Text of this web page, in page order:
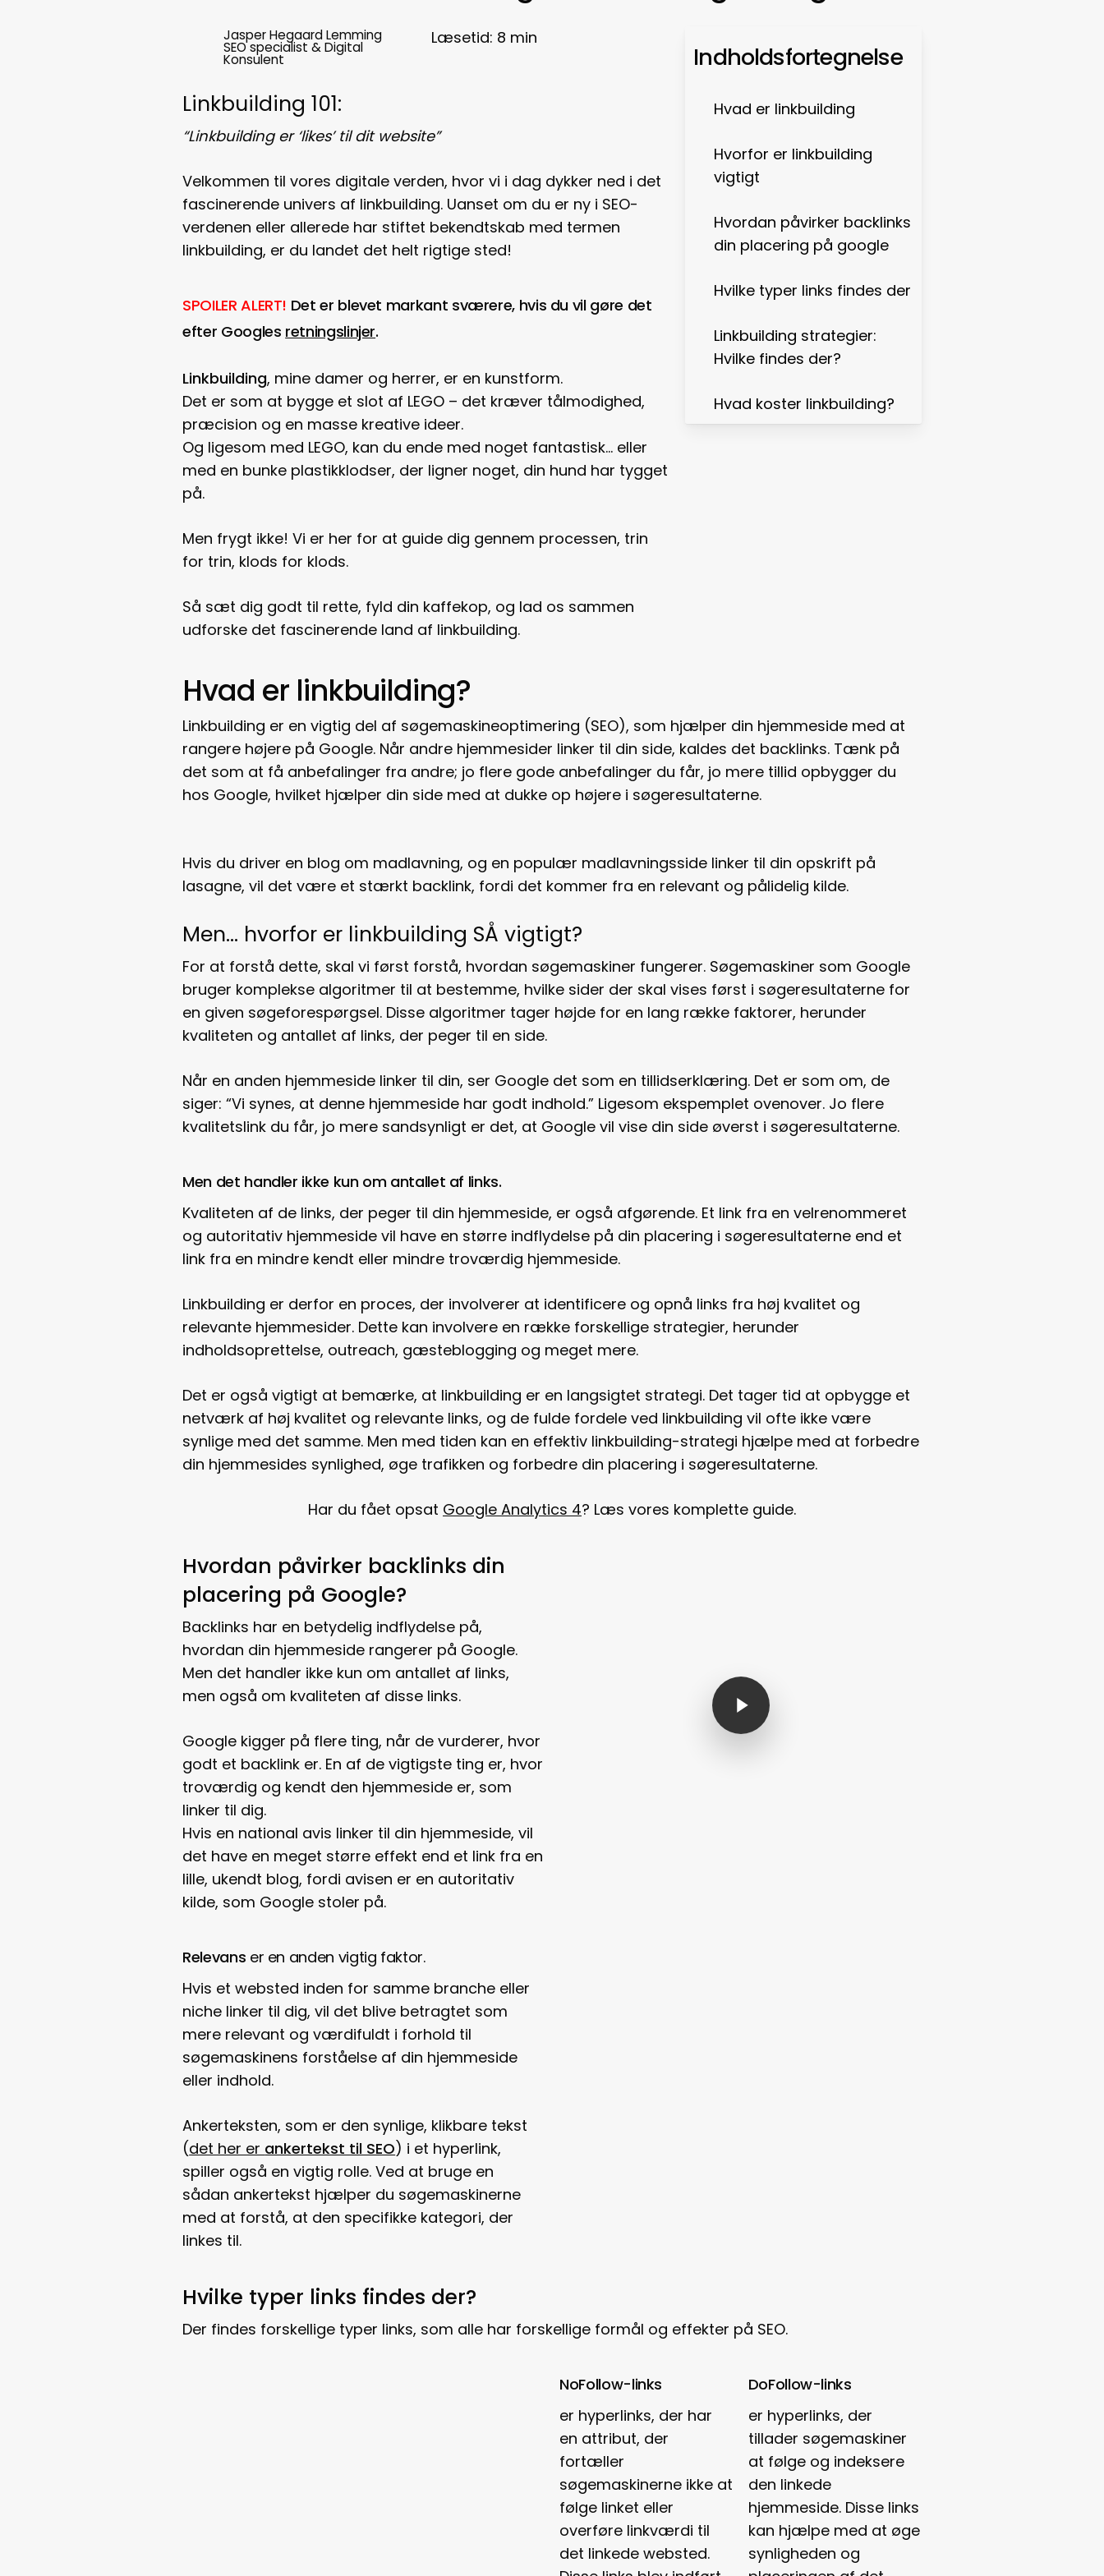
Jasper Hegaard Lemming
SEO specialist & Digital
Konsulent
Læsetid: 8 min
Linkbuilding 101:
“Linkbuilding er ‘likes’ til dit website”
Velkommen til vores digitale verden, hvor vi i dag dykker ned i det
fascinerende univers af linkbuilding. Uanset om du er ny i SEO-
verdenen eller allerede har stiftet bekendtskab med termen
linkbuilding, er du landet det helt rigtige sted!
SPOILER ALERT! Det er blevet markant sværere, hvis du vil gøre det
efter Googles retningslinjer.
Linkbuilding, mine damer og herrer, er en kunstform.
Det er som at bygge et slot af LEGO – det kræver tålmodighed,
præcision og en masse kreative ideer.
Og ligesom med LEGO, kan du ende med noget fantastisk… eller
med en bunke plastikklodser, der ligner noget, din hund har tygget
på.
Men frygt ikke! Vi er her for at guide dig gennem processen, trin
for trin, klods for klods.
Så sæt dig godt til rette, fyld din kaffekop, og lad os sammen
udforske det fascinerende land af linkbuilding.
Indholdsfortegnelse
Hvad er linkbuilding
Hvorfor er linkbuilding
vigtigt
Hvordan påvirker backlinks
din placering på google
Hvilke typer links findes der
Linkbuilding strategier:
Hvilke findes der?
Hvad koster linkbuilding?
Hvad er linkbuilding?
Linkbuilding er en vigtig del af søgemaskineoptimering (SEO), som hjælper din hjemmeside med at
rangere højere på Google. Når andre hjemmesider linker til din side, kaldes det backlinks. Tænk på
det som at få anbefalinger fra andre; jo flere gode anbefalinger du får, jo mere tillid opbygger du
hos Google, hvilket hjælper din side med at dukke op højere i søgeresultaterne.
Hvis du driver en blog om madlavning, og en populær madlavningsside linker til din opskrift på
lasagne, vil det være et stærkt backlink, fordi det kommer fra en relevant og pålidelig kilde.
Men… hvorfor er linkbuilding SÅ vigtigt?
For at forstå dette, skal vi først forstå, hvordan søgemaskiner fungerer. Søgemaskiner som Google
bruger komplekse algoritmer til at bestemme, hvilke sider der skal vises først i søgeresultaterne for
en given søgeforespørgsel. Disse algoritmer tager højde for en lang række faktorer, herunder
kvaliteten og antallet af links, der peger til en side.
Når en anden hjemmeside linker til din, ser Google det som en tillidserklæring. Det er som om, de
siger: “Vi synes, at denne hjemmeside har godt indhold.” Ligesom ekspemplet ovenover. Jo flere
kvalitetslink du får, jo mere sandsynligt er det, at Google vil vise din side øverst i søgeresultaterne.
Men det handler ikke kun om antallet af links.
Kvaliteten af de links, der peger til din hjemmeside, er også afgørende. Et link fra en velrenommeret
og autoritativ hjemmeside vil have en større indflydelse på din placering i søgeresultaterne end et
link fra en mindre kendt eller mindre troværdig hjemmeside.
Linkbuilding er derfor en proces, der involverer at identificere og opnå links fra høj kvalitet og
relevante hjemmesider. Dette kan involvere en række forskellige strategier, herunder
indholdsoprettelse, outreach, gæsteblogging og meget mere.
Det er også vigtigt at bemærke, at linkbuilding er en langsigtet strategi. Det tager tid at opbygge et
netværk af høj kvalitet og relevante links, og de fulde fordele ved linkbuilding vil ofte ikke være
synlige med det samme. Men med tiden kan en effektiv linkbuilding-strategi hjælpe med at forbedre
din hjemmesides synlighed, øge trafikken og forbedre din placering i søgeresultaterne.
Har du fået opsat Google Analytics 4? Læs vores komplette guide.
Hvordan påvirker backlinks din
placering på Google?
Backlinks har en betydelig indflydelse på,
hvordan din hjemmeside rangerer på Google.
Men det handler ikke kun om antallet af links,
men også om kvaliteten af disse links.
Google kigger på flere ting, når de vurderer, hvor
godt et backlink er. En af de vigtigste ting er, hvor
troværdig og kendt den hjemmeside er, som
linker til dig.
Hvis en national avis linker til din hjemmeside, vil
det have en meget større effekt end et link fra en
lille, ukendt blog, fordi avisen er en autoritativ
kilde, som Google stoler på.
Relevans er en anden vigtig faktor.
Hvis et websted inden for samme branche eller
niche linker til dig, vil det blive betragtet som
mere relevant og værdifuldt i forhold til
søgemaskinens forståelse af din hjemmeside
eller indhold.
Ankerteksten, som er den synlige, klikbare tekst
(det her er ankertekst til SEO) i et hyperlink,
spiller også en vigtig rolle. Ved at bruge en
sådan ankertekst hjælper du søgemaskinerne
med at forstå, at den specifikke kategori, der
linkes til.
Play Video
Hvilke typer links findes der?
Der findes forskellige typer links, som alle har forskellige formål og effekter på SEO.
NoFollow-links
er hyperlinks, der har
en attribut, der
fortæller
søgemaskinerne ikke at
følge linket eller
overføre linkværdi til
det linkede websted.
DoFollow-links
er hyperlinks, der
tillader søgemaskiner
at følge og indeksere
den linkede
hjemmeside. Disse links
kan hjælpe med at øge
synligheden og